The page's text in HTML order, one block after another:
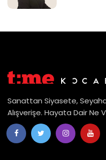
Sanattan Siyasete,
Alışverişe. Hayata Dair Ne